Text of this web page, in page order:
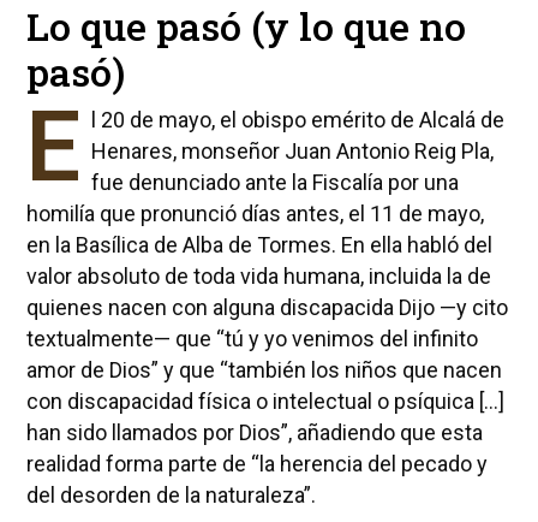
Lo que pasó (y lo que no
pasó)
E l 20 de mayo, el obispo emérito de Alcalá de
Henares, monseñor Juan Antonio Reig Pla,
fue denunciado ante la Fiscalía por una
homilía que pronunció días antes, el 11 de mayo,
en la Basílica de Alba de Tormes. En ella habló del
valor absoluto de toda vida humana, incluida la de
quienes nacen con alguna discapacida Dijo —y cito
textualmente— que “tú y yo venimos del infinito
amor de Dios” y que “también los niños que nacen
con discapacidad física o intelectual o psíquica […]
han sido llamados por Dios”, añadiendo que esta
realidad forma parte de “la herencia del pecado y
del desorden de la naturaleza”.